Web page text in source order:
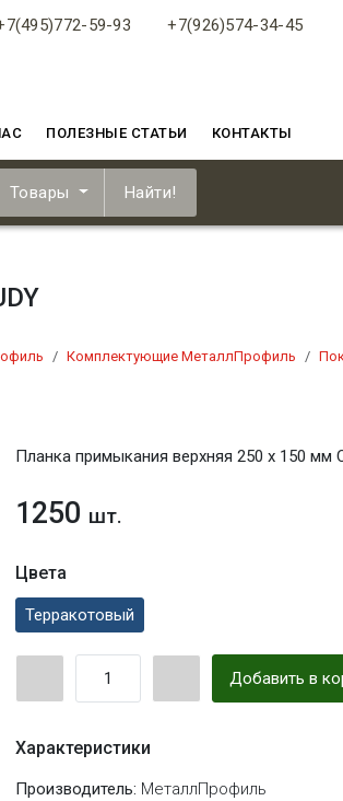
59-93 +7(926)574-34-45
ПОЛЕЗНЫЕ СТАТЬИ КОНТАКТЫ
Товары Найти!
Комплектующие МеталлПрофиль
Планка примыкания верхняя 250 х 150 мм
1250 шт.
Цвета
Терракотовый
Добавить в
Характеристики
Производитель: МеталлПрофиль